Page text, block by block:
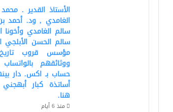
الأستاذ القدير .
الغامدي , ود. أحمد
سالم الغامدي وأخونا
سالم الحسن الأبلجي
مؤسس قروب
ووثائقهم
حساب بـ اكس. دار
أساتذة كبار أبهجني
هنا.
منذ 6 أيام